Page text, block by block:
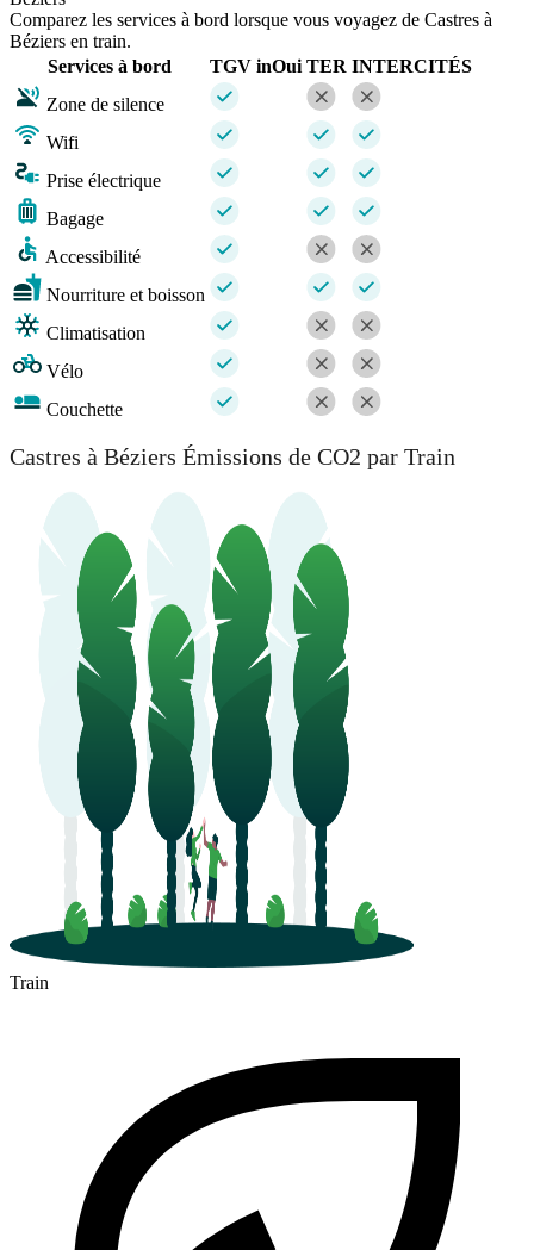
Comparez les services à bord lorsque vous voyagez de Castres à
Béziers en train.
Services à bord
TGV inOui TER INTERCITÉS
Zone de silence
Wifi
Prise électrique
Bagage
Accessibilité
Nourriture et boisson
Climatisation
Vélo
Couchette
Castres à Béziers Émissions de CO2 par Train
Train